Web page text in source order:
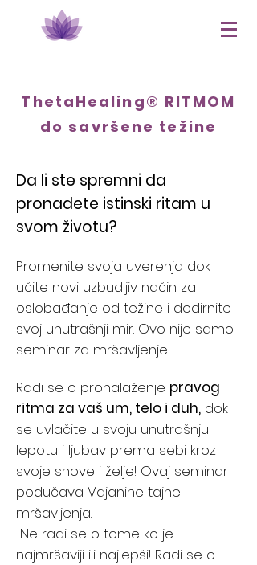
ThetaHealing® RITMOM
do savršene težine
Da li ste spremni da
pronađete istinski ritam u
svom životu?
Promenite svoja uverenja dok
učite novi uzbudljiv način za
oslobađanje od težine i dodirnite
svoj unutrašnji mir. Ovo nije samo
seminar za mršavljenje!
Radi se o pronalaženje pravog
ritma za vaš um, telo i duh, dok
se uvlačite u svoju unutrašnju
lepotu i ljubav prema sebi kroz
svoje snove i želje! Ovaj seminar
podučava Vajanine tajne
mršavljenja.
Ne radi se o tome ko je
najmršaviji ili najlepši! Radi se o